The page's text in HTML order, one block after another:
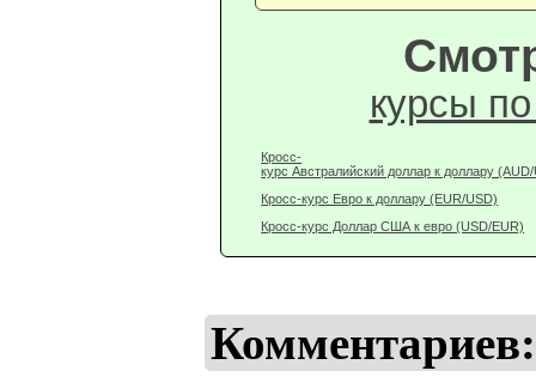
курсы
Кросс-
курс Австралийский доллар к доллару
Кросс-курс Евро к доллару (EUR/USD)
Кросс-курс Доллар США к евро (USD/EUR)